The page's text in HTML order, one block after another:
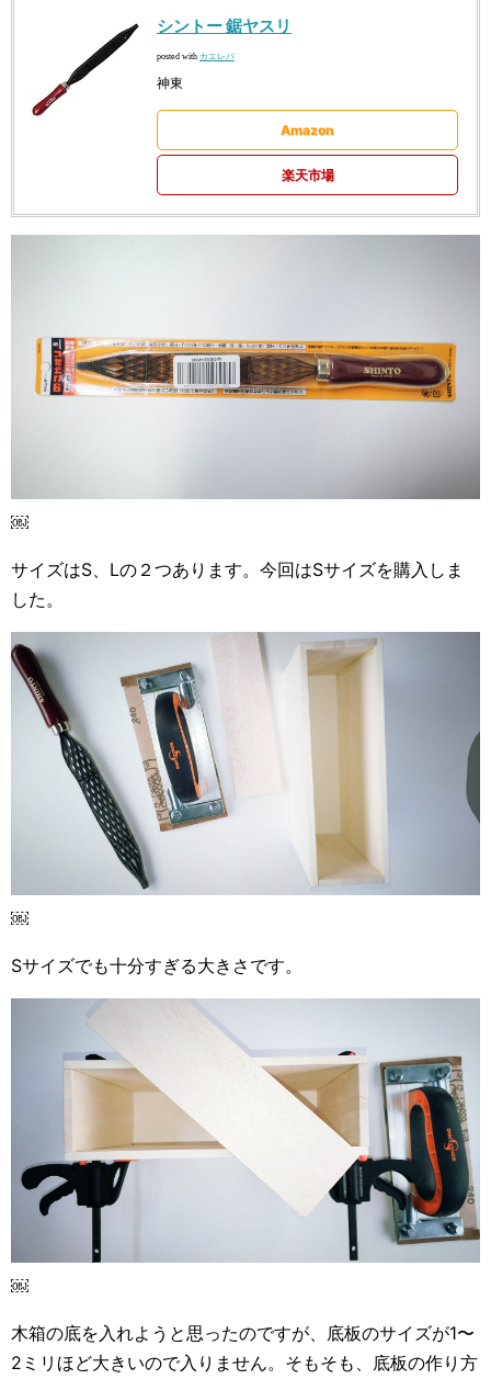
シントー 鋸ヤスリ
posted with カエレバ
神東
Amazon
楽天市場
￼
サイズはS、Lの２つあります。今回はSサイズを購入しま
した。
￼
Sサイズでも十分すぎる大きさです。
￼
木箱の底を入れようと思ったのですが、底板のサイズが1〜
2ミリほど大きいので入りません。そもそも、底板の作り方